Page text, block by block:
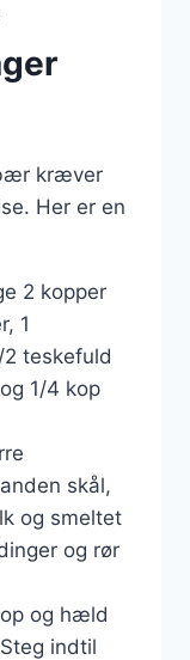
kræver
Her er en
2 kopper
1
teskefuld
1/4 kop
skål,
og smeltet
og rør
og hæld
indtil